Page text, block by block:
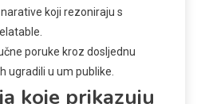
koji rezoniraju s
poruke kroz dosljednu
ugradili u um publike.
koje prikazuju